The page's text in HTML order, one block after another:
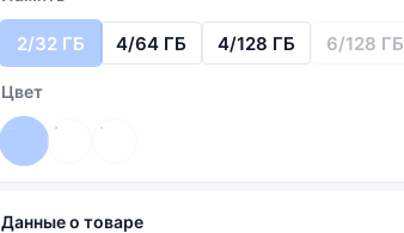
2/32 ГБ 4/64 ГБ 4/128 ГБ 6/128 ГБ
Цвет
Данные о товаре